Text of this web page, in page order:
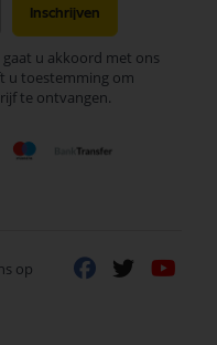
Inschrijven
u akkoord met ons
u toestemming om
te ontvangen.
op